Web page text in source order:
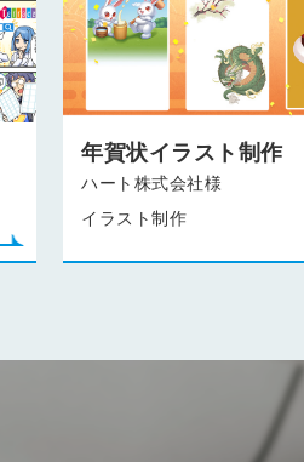
年賀状イラスト制作
ハート株式会社様
イラスト制作